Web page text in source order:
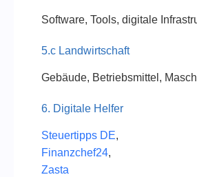
Software, Tools, digitale
5.c Landwirtschaft
Gebäude, Betriebsmittel,
6. Digitale Helfer
Steuertipps DE,
Finanzchef24,
Zasta